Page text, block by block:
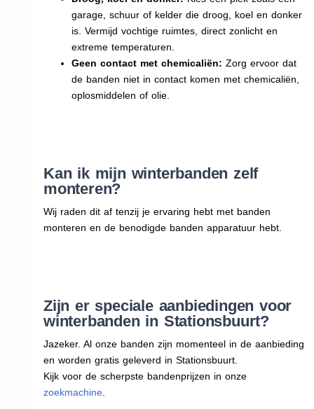
garage, schuur of kelder die droog, koel en donker
is. Vermijd vochtige ruimtes, direct zonlicht en
extreme temperaturen.
Geen contact met chemicaliën: Zorg ervoor dat
de banden niet in contact komen met chemicaliën,
oplosmiddelen of olie.
Kan ik mijn winterbanden zelf
monteren?
Wij raden dit af tenzij je ervaring hebt met banden
monteren en de benodigde banden apparatuur hebt.
Zijn er speciale aanbiedingen voor
winterbanden in Stationsbuurt?
Jazeker. Al onze banden zijn momenteel in de aanbieding
en worden gratis geleverd in Stationsbuurt.
Kijk voor de scherpste bandenprijzen in onze
zoekmachine.